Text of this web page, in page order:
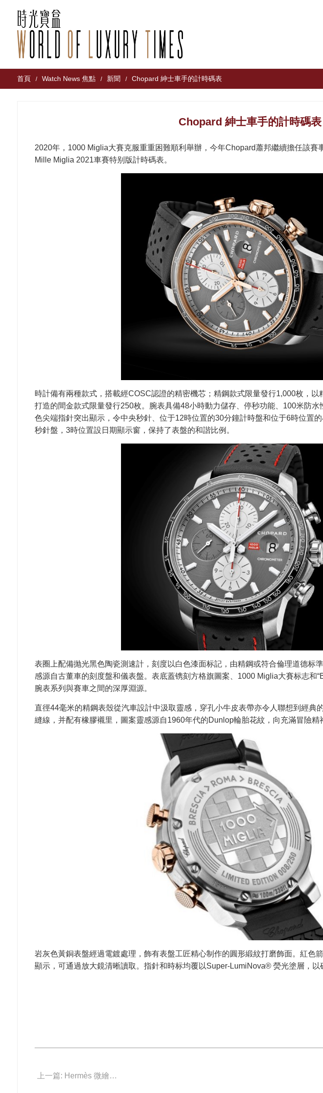
首頁 / Watch News 焦點 / 新聞 / Chopard 紳士車手的計時碼表
Chopard 紳士車手的計時碼表
2020年，1000 Miglia大賽克服重重困難順利舉辦，今年Chopard蕭邦繼續擔任該賽
Mille Miglia 2021車賽特别版計時碼表。
時計備有兩種款式，搭載經COSC認證的精密機芯；精鋼款式限量發行1,000枚，
打造的間金款式限量發行250枚。腕表具備48小時動力儲存、停秒功能、100米防
色尖端指針突出顯示，令中央秒針、位于12時位置的30分鐘計時盤和位于6時位置
秒針盤，3時位置設日期顯示窗，保持了表盤的和諧比例。
表圈上配備抛光黑色陶瓷測速計，刻度以白色漆面标記，由精鋼或符合倫理道德标
感源自古董車的刻度盤和儀表盤。表底蓋镌刻方格旗圖案、1000 Miglia大賽标志和
腕表系列與賽車之間的深厚淵源。
直徑44毫米的精鋼表殼從汽車設計中汲取靈感，穿孔小牛皮表帶亦令人聯想到經典
縫線，并配有橡膠襯里，圖案靈感源自1960年代的Dunlop輪胎花紋，向充滿冒險精
岩灰色黃銅表盤經過電鍍處理，飾有表盤工匠精心制作的圓形緞紋打磨飾面。紅色
顯示，可通過放大鏡清晰讀取。指針和時标均覆以Super-LumiNova® 熒光塗層，以
上一篇: Hermès 微繪琺瑯巨嘴鳥